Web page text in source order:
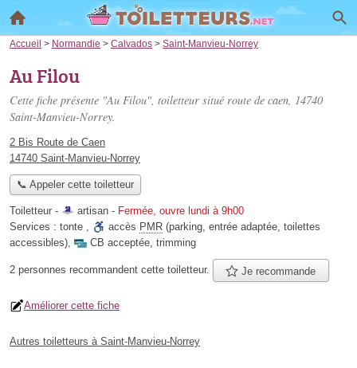
Accueil > Normandie > Calvados > Saint-Manvieu-Norrey
Au Filou
Cette fiche présente "Au Filou", toiletteur situé route de caen, 14740
Saint-Manvieu-Norrey.
2 Bis Route de Caen
14740 Saint-Manvieu-Norrey
📞 Appeler cette toiletteur
Toiletteur - artisan - Fermée, ouvre lundi à 9h00
Services : tonte , accès PMR (parking, entrée adaptée, toilettes
accessibles), CB acceptée, trimming
2 personnes recommandent cette toiletteur. Je recommande
Améliorer cette fiche
Autres toiletteurs à Saint-Manvieu-Norrey